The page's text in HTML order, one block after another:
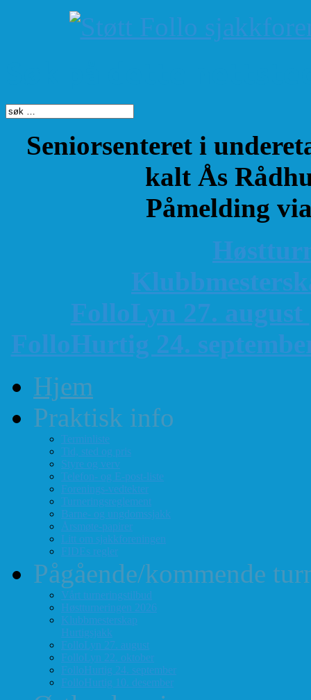
Seniorsenteret i
kalt Ås
Påmelding
K
FolloLyn 27. august
FolloHurtig 24.
Hjem
Praktisk info
Terminliste
Tid, sted og pris
Styre og verv
Telefon- og E-post-liste
Forenings-vedtekter
Turneringsreglement
Barne- og ungdomssjakk
Årsmøte-papirer
Litt om sjakkforeningen
FIDEs regler
Pågående/kommende
Vårt turneringstilbud
Høstturneringen 2026
Klubbmesterskap
Hurtigsjakk
FolloLyn 27. august
FolloLyn 22. oktober
FolloHurtig 24. september
FolloHurtig 10. desember